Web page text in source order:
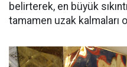
belirterek, en büyük
tamamen uzak kalmaları